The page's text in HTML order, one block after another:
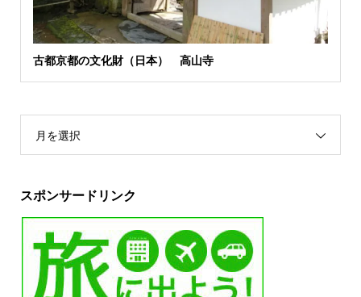
古都京都の文化財（日本） 高山寺
月を選択
スポンサードリンク